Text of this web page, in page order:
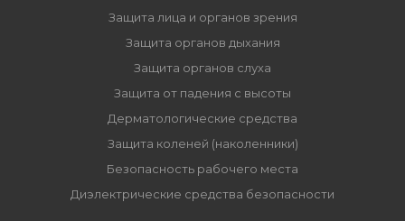
Защита лица и органов зрения
Защита органов дыхания
Защита органов слуха
Защита от падения с высоты
Дерматологические средства
Защита коленей (наколенники)
Безопасность рабочего места
Диэлектрические средства безопасности